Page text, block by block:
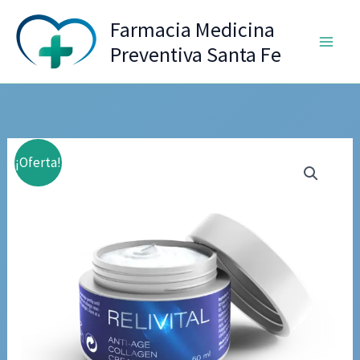
contenido
Farmacia Medicina
Preventiva Santa Fe
¡Oferta!